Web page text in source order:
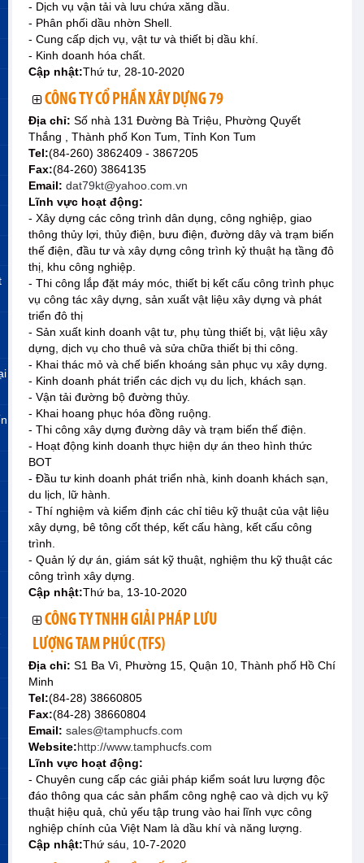
- Dịch vụ vận tải và lưu chứa xăng dầu.
- Phân phối dầu nhờn Shell.
- Cung cấp dịch vụ, vật tư và thiết bị dầu khí.
- Kinh doanh hóa chất.
Cập nhật:Thứ tư, 28-10-2020
CÔNG TY CỔ PHẦN XÂY DỰNG 79
Địa chỉ: Số nhà 131 Đường Bà Triệu, Phường Quyết
Thắng , Thành phố Kon Tum, Tỉnh Kon Tum
Tel:(84-260) 3862409 - 3867205
Fax:(84-260) 3864135
Email: dat79kt@yahoo.com.vn
Lĩnh vực hoạt động:
- Xây dựng các công trình dân dụng, công nghiệp, giao
thông thủy lợi, thủy điện, bưu điện, đường dây và trạm biến
thế điện, đầu tư và xây dựng công trình kỷ thuật hạ tầng đô
thị, khu công nghiệp.
- Thi công lắp đặt máy móc, thiết bị kết cấu công trình phục
vụ công tác xây dựng, sản xuất vật liệu xây dựng và phát
triển đô thị
- Sản xuất kinh doanh vật tư, phụ tùng thiết bị, vật liệu xây
dựng, dịch vụ cho thuê và sửa chữa thiết bị thi công.
- Khai thác mỏ và chế biến khoáng sản phục vụ xây dựng.
- Kinh doanh phát triển các dịch vụ du lịch, khách sạn.
- Vận tải đường bộ đường thủy.
- Khai hoang phục hóa đồng ruộng.
- Thi công xây dựng đường dây và trạm biến thế điện.
- Hoạt động kinh doanh thực hiện dự án theo hình thức
BOT
- Đầu tư kinh doanh phát triển nhà, kinh doanh khách sạn,
du lịch, lữ hành.
- Thí nghiệm và kiểm định các chỉ tiêu kỹ thuật của vật liệu
xây dựng, bê tông cốt thép, kết cấu hàng, kết cấu công
trình.
- Quản lý dự án, giám sát kỹ thuật, nghiệm thu kỹ thuật các
công trình xây dựng.
Cập nhật:Thứ ba, 13-10-2020
CÔNG TY TNHH GIẢI PHÁP LƯU
LƯỢNG TAM PHÚC (TFS)
Địa chỉ: S1 Ba Vì, Phường 15, Quận 10, Thành phố Hồ Chí
Minh
Tel:(84-28) 38660805
Fax:(84-28) 38660804
Email: sales@tamphucfs.com
Website:http://www.tamphucfs.com
Lĩnh vực hoạt động:
- Chuyên cung cấp các giải pháp kiểm soát lưu lượng độc
đáo thông qua các sản phẩm công nghệ cao và dịch vụ kỹ
thuật hiệu quả, chủ yếu tập trung vào hai lĩnh vực công
nghiệp chính của Việt Nam là dầu khí và năng lượng.
Cập nhật:Thứ sáu, 10-7-2020